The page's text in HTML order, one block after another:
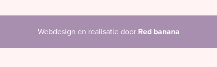
Webdesign en realisatie door Red banana